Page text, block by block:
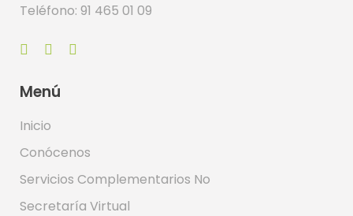
Teléfono: 91 465 01 09
Menú
Inicio
Conócenos
Servicios Complementarios No
Secretaría Virtual